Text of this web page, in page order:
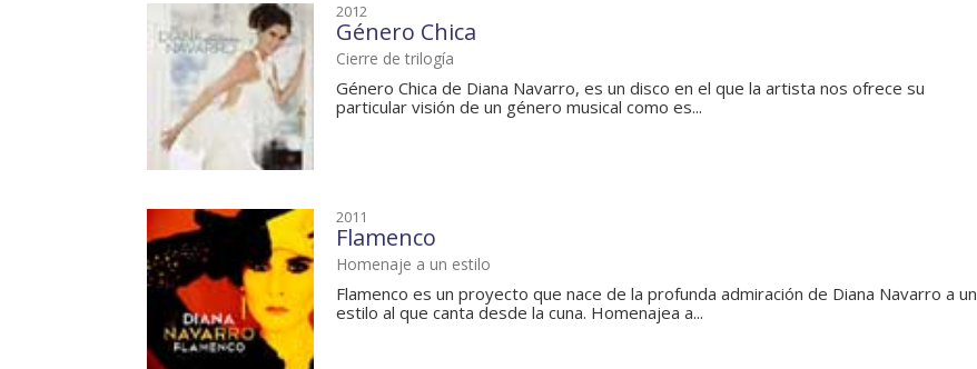
2012
Género Chica
Cierre de trilogía
Género Chica de Diana Navarro, es un disco en el que la artista nos ofrece su
particular visión de un género musical como es...
2011
Flamenco
Homenaje a un estilo
Flamenco es un proyecto que nace de la profunda admiración de Diana Navarro a un
estilo al que canta desde la cuna. Homenajea a...